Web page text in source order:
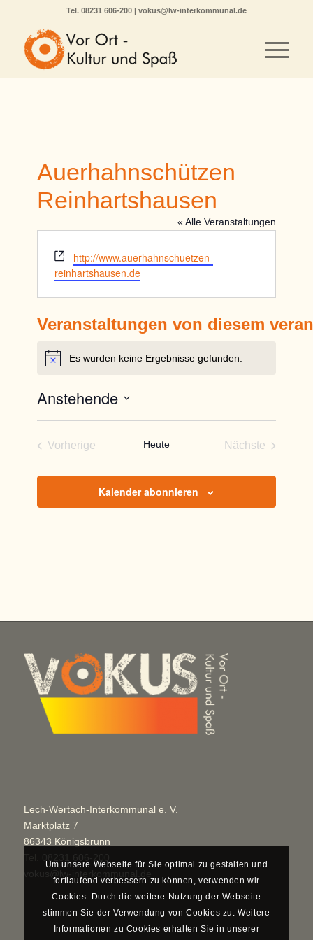
Tel. 08231 606-200 | vokus@lw-interkommunal.de
Auerhahnschützen
Reinhartshausen
« Alle Veranstaltungen
Webseite
http://www.auerhahnschuetzen-
reinhartshausen.de
Veranstaltungen von diesem
HinweisEs wurden keine Ergebnisse gefunden.
Anstehende
Vorherige
Heute
Nächste
Kalender abonnieren
Lech-Wertach-Interkommunal e. V.
Marktplatz 7
86343 Königsbrunn
Um unsere Webseite für Sie optimal zu gestalten und
fortlaufend verbessern zu können, verwenden wir
Cookies. Durch die weitere Nutzung der Webseite
stimmen Sie der Verwendung von Cookies zu. Weitere
Informationen zu Cookies erhalten Sie in unserer